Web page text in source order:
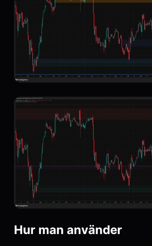
Hur man använder